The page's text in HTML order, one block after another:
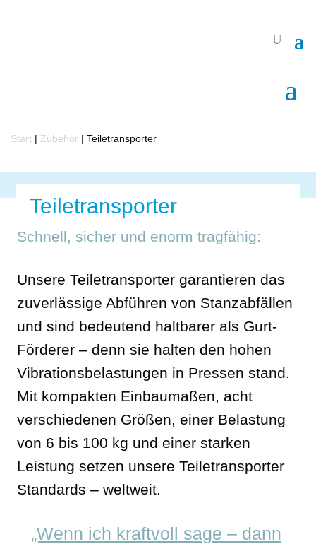
Start | Zubehör | Teiletransporter
Teiletransporter
Schnell, sicher und enorm tragfähig:
Unsere Teiletransporter garantieren das
zuverlässige Abführen von Stanzabfällen
und sind bedeutend haltbarer als Gurt-
Förderer – denn sie halten den hohen
Vibrationsbelastungen in Pressen stand.
Mit kompakten Einbaumaßen, acht
verschiedenen Größen, einer Belastung
von 6 bis 100 kg und einer starken
Leistung setzen unsere Teiletransporter
Standards – weltweit.
„Wenn ich kraftvoll sage – dann